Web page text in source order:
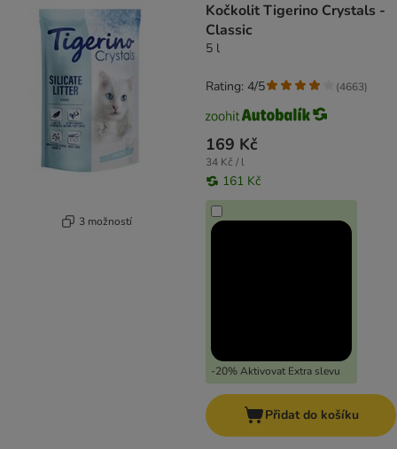
3 možností
Kočkolit Tigerino Crystals -
Classic
5 l
169 Kč
34 Kč / l
161 Kč
-20% Aktivovat Extra slevu
Rating: 4/5 (4663)
Přidat do košíku